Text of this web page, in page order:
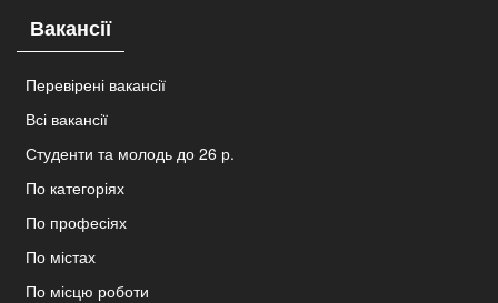
Вакансії
Перевірені вакансії
Всі вакансії
Студенти та молодь до 26 р.
По категоріях
По професіях
По містах
По місцю роботи